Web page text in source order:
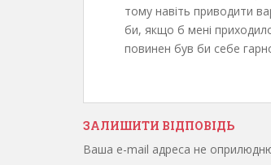
тому навіть приводити
би, якщо б мені
повинен був би себе
ЗАЛИШИТИ ВІДПОВІДЬ
Ваша e-mail адреса не